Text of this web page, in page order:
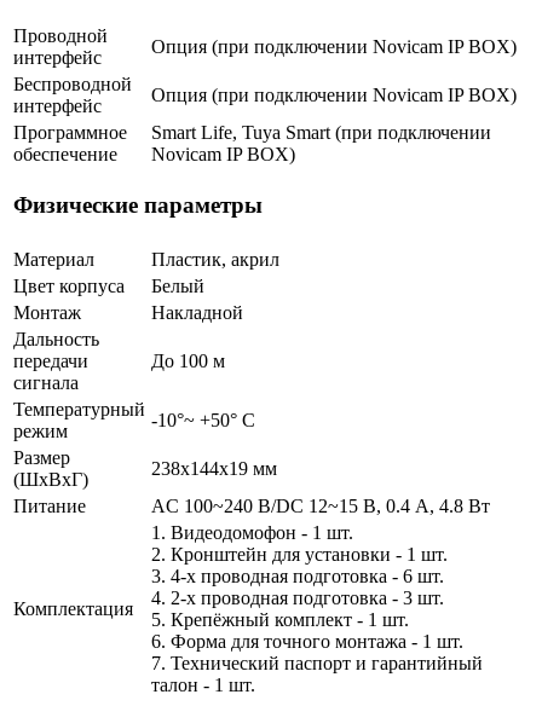
Проводной
интерфейс
Опция (при подключении Novicam IP BOX)
Беспроводной
интерфейс
Опция (при подключении Novicam IP BOX)
Программное
обеспечение
Smart Life, Tuya Smart (при подключении
Novicam IP BOX)
Физические параметры
Материал
Пластик, акрил
Цвет корпуса
Белый
Монтаж
Накладной
Дальность
передачи
сигнала
До 100 м
Температурный
режим
-10°~ +50° С
Размер
(ШxВxГ)
238х144х19 мм
Питание
AC 100~240 В/DC 12~15 В, 0.4 А, 4.8 Вт
Комплектация
1. Видеодомофон - 1 шт.
2. Кронштейн для установки - 1 шт.
3. 4-х проводная подготовка - 6 шт.
4. 2-х проводная подготовка - 3 шт.
5. Крепёжный комплект - 1 шт.
6. Форма для точного монтажа - 1 шт.
7. Технический паспорт и гарантийный
талон - 1 шт.